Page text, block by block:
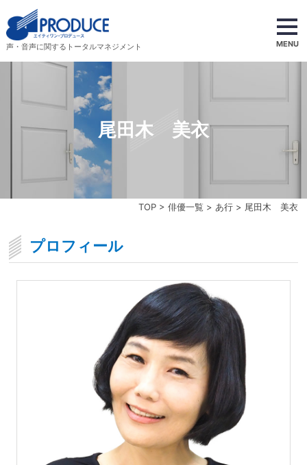
声・音声に関するトータルマネジメント MENU
TOP> 俳優一覧 > あ行> 尾田木 美衣
尾田木 美衣
プロフィール